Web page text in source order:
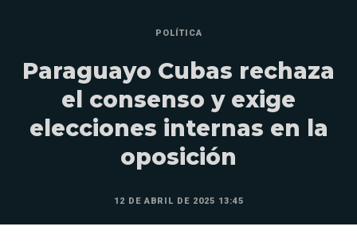
POLÍTICA
Paraguayo Cubas rechaza
el consenso y exige
elecciones internas en la
oposición
12 DE ABRIL DE 2025 13:45